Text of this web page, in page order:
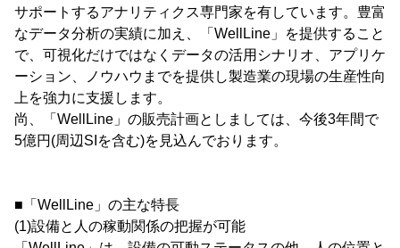
サポートするアナリティクス専門家を有しています。豊富
なデータ分析の実績に加え、「WellLine」を提供すること
で、可視化だけではなくデータの活用シナリオ、アプリケ
ーション、ノウハウまでを提供し製造業の現場の生産性向
上を強力に支援します。
尚、「WellLine」の販売計画としましては、今後3年間で
5億円(周辺SIを含む)を見込んでおります。
■「WellLine」の主な特長
(1)設備と人の稼動関係の把握が可能